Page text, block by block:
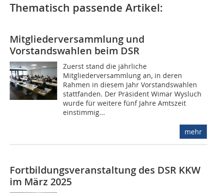
Thematisch passende Artikel:
Mitgliederversammlung und
Vorstandswahlen beim DSR
Zuerst stand die jährliche
Mitgliederversammlung an, in deren
Rahmen in diesem Jahr Vorstandswahlen
stattfanden. Der Präsident Wimar Wysluch
wurde für weitere fünf Jahre Amtszeit
einstimmig...
mehr
Fortbildungsveranstaltung des DSR KKW
im März 2025